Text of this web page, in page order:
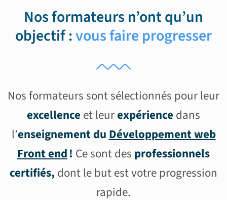
Nos formateurs n’ont qu’un
objectif :vous faire progresser
Nos formateurs sont sélectionnés pour leur
excellence et leurexpérience dans
l’enseignement du Développement web
Front end! Ce sont des professionnels
certifiés, dont le but est votre progression
rapide.